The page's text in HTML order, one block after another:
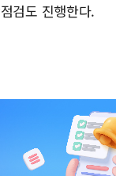
검도 진행한다.